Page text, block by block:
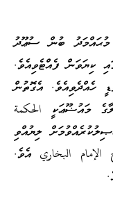
މުޙައްމަދު ބުން ސުޢޫދު
ކިޔަވަން ފެއްޓެވިއެވެ.
ހެއްދެވިއެވެ. އެގޮތުން
الحكمة
ލިޔުއްވި
البخاري އެވެ.